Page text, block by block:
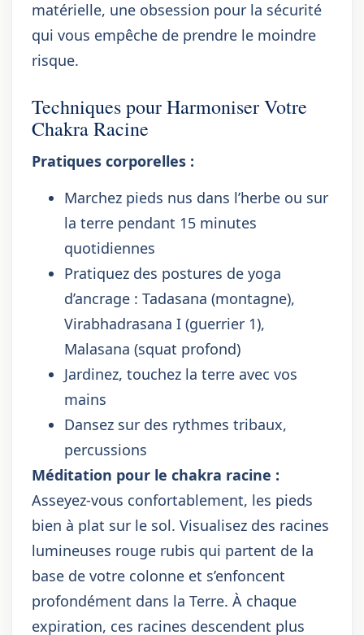
matérielle, une obsession pour la sécurité
qui vous empêche de prendre le moindre
risque.
Techniques pour Harmoniser Votre
Chakra Racine
Pratiques corporelles :
Marchez pieds nus dans l’herbe ou sur
la terre pendant 15 minutes
quotidiennes
Pratiquez des postures de yoga
d’ancrage : Tadasana (montagne),
Virabhadrasana I (guerrier 1),
Malasana (squat profond)
Jardinez, touchez la terre avec vos
mains
Dansez sur des rythmes tribaux,
percussions
Méditation pour le chakra racine :
Asseyez-vous confortablement, les pieds
bien à plat sur le sol. Visualisez des racines
lumineuses rouge rubis qui partent de la
base de votre colonne et s’enfoncent
profondément dans la Terre. À chaque
expiration, ces racines descendent plus